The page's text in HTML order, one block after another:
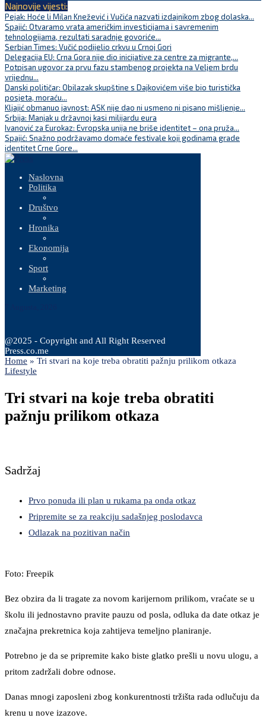
Najnovije vijesti:
Pejak: Hoće li Milan Knežević i Vučića nazvati izdajnikom zbog dolaska...
Spajić: Otvaramo vrata američkim investicijama i savremenim
tehnologijama, rezultati saradnje govoriće...
Serbian Times: Vučić podijelio crkvu u Crnoj Gori
Delegacija EU: Crna Gora nije dio inicijative za centre za migrante,...
Potpisan ugovor za prvu fazu stambenog projekta na Veljem brdu
vrijednu...
Danski političar: Obilazak skupštine s Dajkovićem više bio turistička
posjeta, moraću...
Kljajić obmanuo javnost: ASK nije dao ni usmeno ni pisano mišljenje...
Srbija: Manjak u državnoj kasi milijardu eura
Ivanović za Eurokaz: Evropska unija ne briše identitet – ona pruža...
Spajić: Snažno podržavamo domaće festivale koji godinama grade
identitet Crne Gore...
Naslovna
Politika
Društvo
Hronika
Ekonomija
Sport
Marketing
@2025 - Copyright and All Right Reserved
Press.co.me
Home » Tri stvari na koje treba obratiti pažnju prilikom otkaza
Lifestyle
Tri stvari na koje treba obratiti
pažnju prilikom otkaza
Sadržaj
Prvo ponuda ili plan u rukama pa onda otkaz
Pripremite se za reakciju sadašnjeg poslodavca
Odlazak na pozitivan način
Foto: Freepik
Bez obzira da li tragate za novom karijernom prilikom, vraćate se u
školu ili jednostavno pravite pauzu od posla, odluka da date otkaz je
značajna prekretnica koja zahtijeva temeljno planiranje.
Potrebno je da se pripremite kako biste glatko prešli u novu ulogu, a
pritom zadržali dobre odnose.
Danas mnogi zaposleni zbog konkurentnosti tržišta rada odlučuju da
krenu u nove izazove.